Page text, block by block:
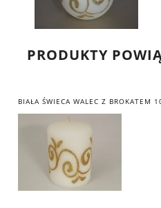
PRODUKTY
BIAŁA ŚWIECA WALEC Z BROKATEM